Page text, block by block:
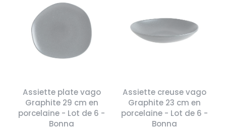
Assiette plate vago
Graphite 29 cm en
porcelaine - Lot de 6 -
Bonna
Assiette creuse vago
Graphite 23 cm en
porcelaine - Lot de 6 -
Bonna